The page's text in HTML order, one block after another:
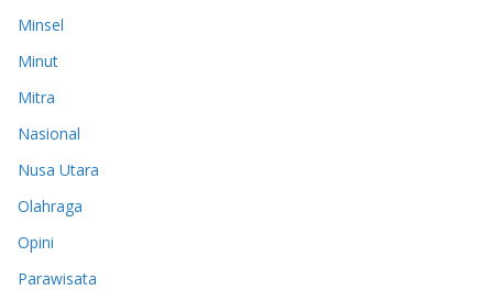
Minsel
Minut
Mitra
Nasional
Nusa Utara
Olahraga
Opini
Parawisata